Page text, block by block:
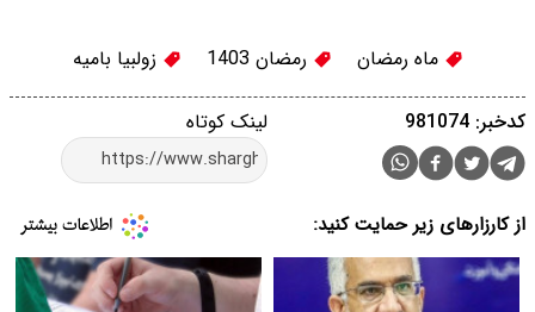
ماه رمضان رمضان 1403 زولبیا بامیه
لینک کوتاه کدخبر: 981074
از کارزارهای زیر حمایت کنید: